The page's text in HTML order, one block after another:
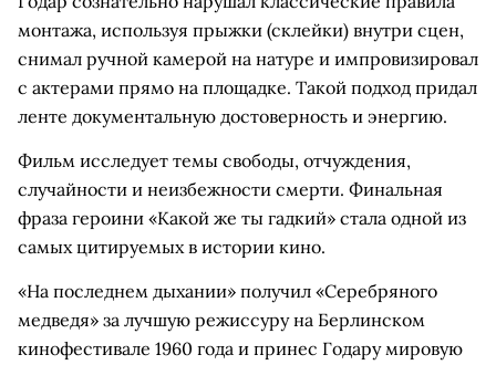
монтажа, используя прыжки (склейки) внутри сцен,
снимал ручной камерой на натуре и импровизировал
с актерами прямо на площадке. Такой подход придал
ленте документальную достоверность и энергию.
Фильм исследует темы свободы, отчуждения,
случайности и неизбежности смерти. Финальная
фраза героини «Какой же ты гадкий» стала одной из
самых цитируемых в истории кино.
«На последнем дыхании» получил «Серебряного
медведя» за лучшую режиссуру на Берлинском
кинофестивале 1960 года и принес Годару мировую